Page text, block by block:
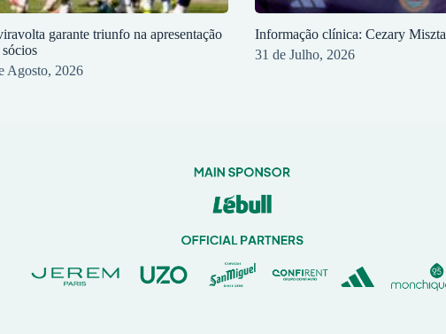
garante triunfo na apresentação
sócios
Agosto, 2026
Informação clínica: Cezary Miszta
31 de Julho, 2026